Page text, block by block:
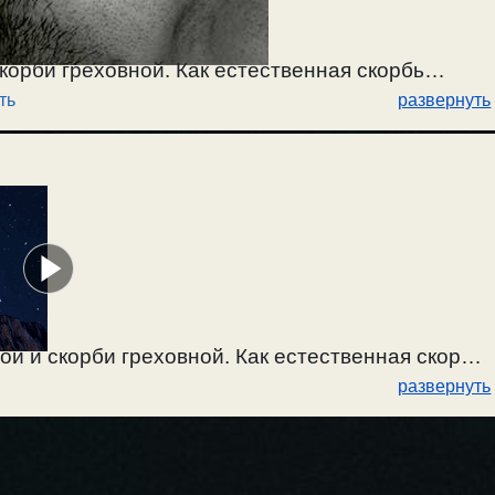
греховной. Как естественная скорбь
Скорбь обнажает душевное состояние. /
развернуть
и скорби греховной. Как естественная скорбь
Скорбь обнажает душевное состояние.
войны, бедствия и страдания? Люди сами
развернуть